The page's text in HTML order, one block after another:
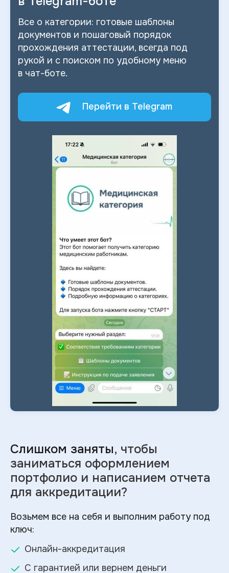
Все о категории: готовые шаблоны
документов и пошаговый порядок
прохождения аттестации, всегда под
рукой и с поиском по удобному меню
в чат-боте.
Перейти в Telegram
Слишком заняты, чтобы
заниматься оформлением
портфолио и написанием отчета
для аккредитации?
Возьмем все на себя и выполним работу под
ключ:
Онлайн-аккредитация
С гарантией или вернем деньги